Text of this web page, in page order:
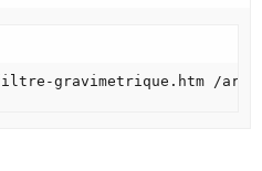
gravimetrique.htm /